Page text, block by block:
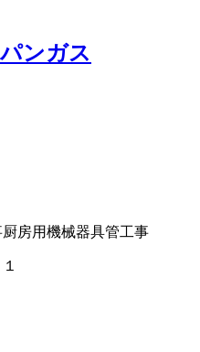
ンガス
厨房用機械器具管工事